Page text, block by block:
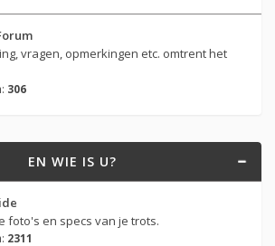
vragen, opmerkingen etc. omtrent het
306
EN WIE IS U?
foto's en specs van je trots.
2311